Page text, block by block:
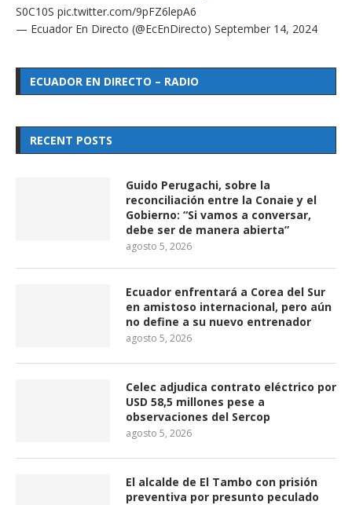
S0C10S pic.twitter.com/9pFZ6lepA6
— Ecuador En Directo (@EcEnDirecto) September 14, 2024
ECUADOR EN DIRECTO – RADIO
RECENT POSTS
Guido Perugachi, sobre la
reconciliación entre la Conaie y el
Gobierno: “Si vamos a conversar,
debe ser de manera abierta”
agosto 5, 2026
Ecuador enfrentará a Corea del Sur
en amistoso internacional, pero aún
no define a su nuevo entrenador
agosto 5, 2026
Celec adjudica contrato eléctrico por
USD 58,5 millones pese a
observaciones del Sercop
agosto 5, 2026
El alcalde de El Tambo con prisión
preventiva por presunto peculado